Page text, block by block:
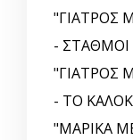
"ΓΙΑΤΡΟΣ
- ΣΤΑΘΜΟΙ
"ΓΙΑΤΡΟΣ
- ΤΟ
"ΜΑΡΙΚΑ